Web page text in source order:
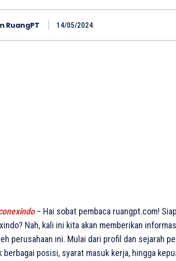
RuangPT 14/05/2024
– Hai sobat pembaca ruangpt.com!
Nah, kali ini kita akan memberikan
perusahaan ini. Mulai dari profil dan sejarah
posisi, syarat masuk kerja, hingga